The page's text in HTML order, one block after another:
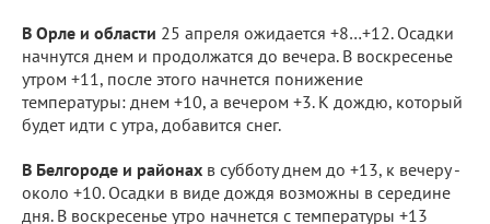
В Орле и области 25 апреля ожидается +8…+12. Осадки
начнутся днем и продолжатся до вечера. В воскресенье
утром +11, после этого начнется понижение
температуры: днем +10, а вечером +3. К дождю, который
будет идти с утра, добавится снег.
В Белгороде и районах в субботу днем до +13, к вечеру -
около +10. Осадки в виде дождя возможны в середине
дня. В воскресенье утро начнется с температуры +13